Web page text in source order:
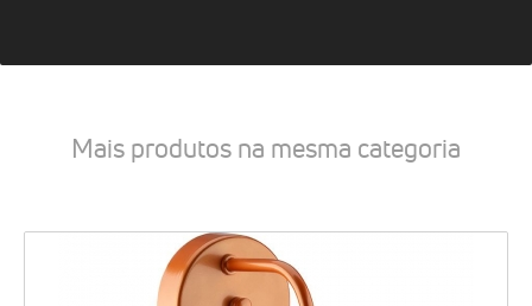
Mais produtos na mesma categoria